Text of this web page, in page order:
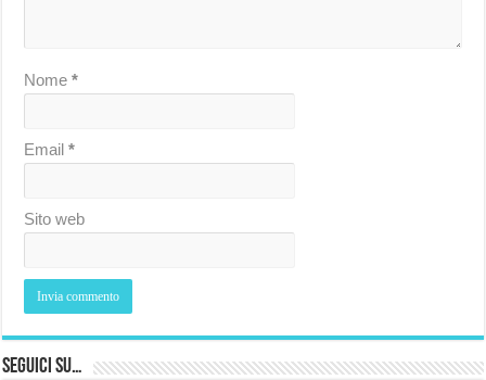
Nome*
Email*
Sito web
Seguici su…